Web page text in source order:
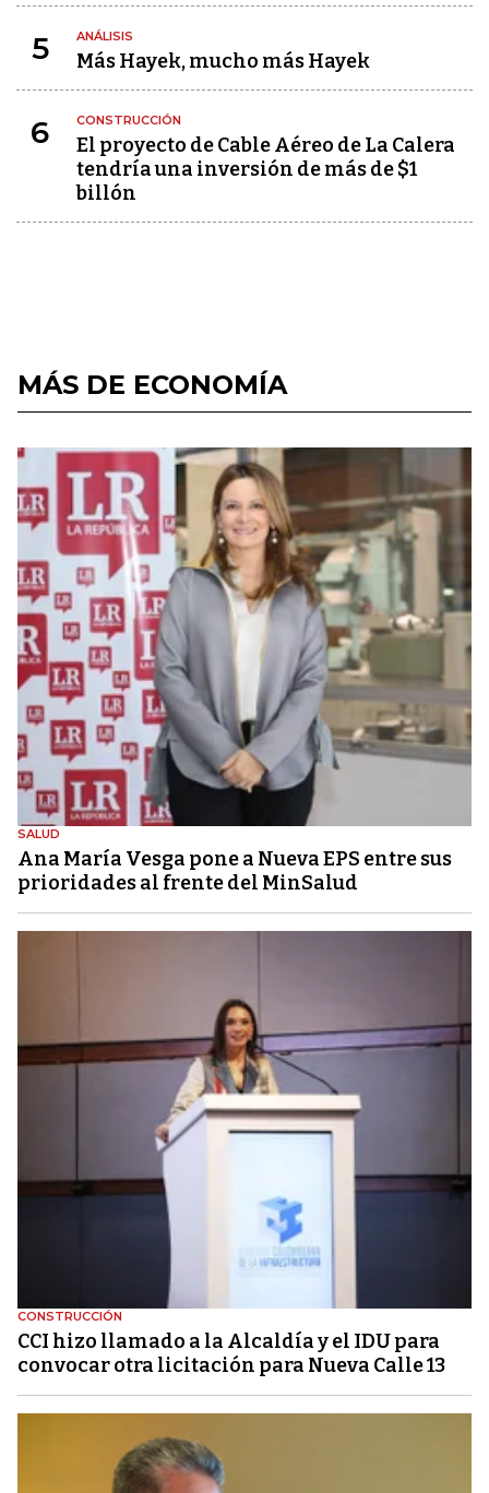
5 ANÁLISIS
Más Hayek, mucho más Hayek
6 CONSTRUCCIÓN
El proyecto de Cable Aéreo de La Calera
tendría una inversión de más de $1
billón
MÁS DE ECONOMÍA
SALUD
Ana María Vesga pone a Nueva EPS entre sus
prioridades al frente del MinSalud
CONSTRUCCIÓN
CCI hizo llamado a la Alcaldía y el IDU para
convocar otra licitación para Nueva Calle 13